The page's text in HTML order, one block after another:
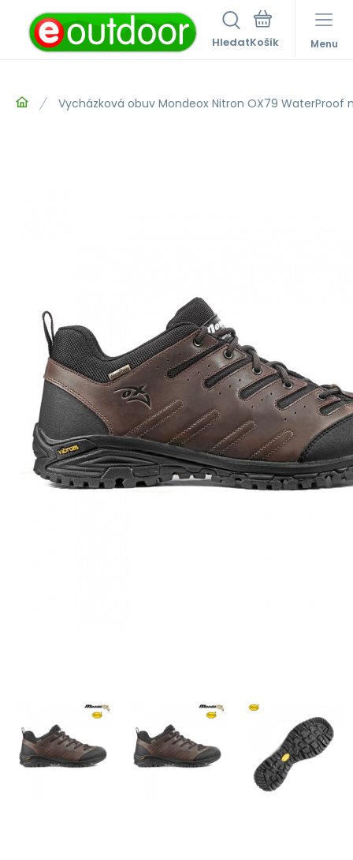
Hledat Menu
Vycházková obuv Mondeox Nitron OX79 WaterProof